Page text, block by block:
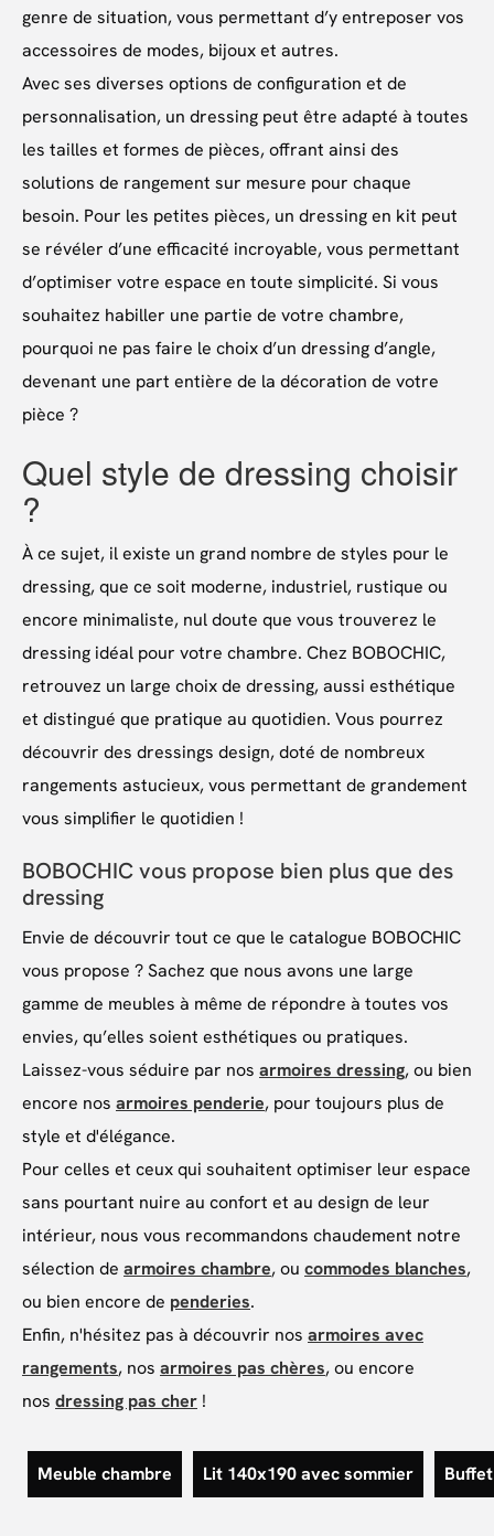
genre de situation, vous permettant d’y entreposer vos
accessoires de modes, bijoux et autres.
Avec ses diverses options de configuration et de
personnalisation, un dressing peut être adapté à toutes
les tailles et formes de pièces, offrant ainsi des
solutions de rangement sur mesure pour chaque
besoin. Pour les petites pièces, un dressing en kit peut
se révéler d’une efficacité incroyable, vous permettant
d’optimiser votre espace en toute simplicité. Si vous
souhaitez habiller une partie de votre chambre,
pourquoi ne pas faire le choix d’un dressing d’angle,
devenant une part entière de la décoration de votre
pièce ?
Quel style de dressing choisir
?
À ce sujet, il existe un grand nombre de styles pour le
dressing, que ce soit moderne, industriel, rustique ou
encore minimaliste, nul doute que vous trouverez le
dressing idéal pour votre chambre. Chez BOBOCHIC,
retrouvez un large choix de dressing, aussi esthétique
et distingué que pratique au quotidien. Vous pourrez
découvrir des dressings design, doté de nombreux
rangements astucieux, vous permettant de grandement
vous simplifier le quotidien !
BOBOCHIC vous propose bien plus que des
dressing
Envie de découvrir tout ce que le catalogue BOBOCHIC
vous propose ? Sachez que nous avons une large
gamme de meubles à même de répondre à toutes vos
envies, qu’elles soient esthétiques ou pratiques.
Laissez-vous séduire par nos armoires dressing, ou bien
encore nos armoires penderie, pour toujours plus de
style et d'élégance.
Pour celles et ceux qui souhaitent optimiser leur espace
sans pourtant nuire au confort et au design de leur
intérieur, nous vous recommandons chaudement notre
sélection de armoires chambre, ou commodes blanches,
ou bien encore de penderies.
Enfin, n'hésitez pas à découvrir nos armoires avec
rangements, nos armoires pas chères, ou encore
nos dressing pas cher !
Meuble chambre Lit 140x190 avec sommier